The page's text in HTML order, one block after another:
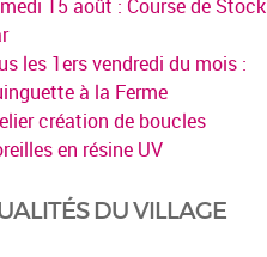
15 août : Course de Stock
les 1ers vendredi du mois :
à la Ferme
création de boucles
en résine UV
DU VILLAGE